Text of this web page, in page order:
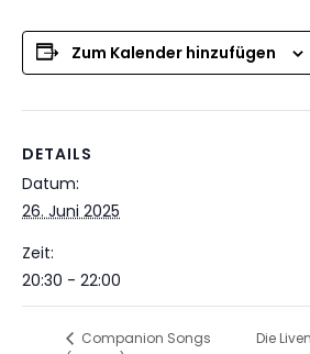
Zum Kalender hinzufügen
DETAILS
Datum:
26. Juni 2025
Zeit:
20:30 - 22:00
Companion Songs
Die